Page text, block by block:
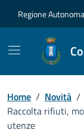
Regione
Home / Novità /
Raccolta rifiuti,
utenze